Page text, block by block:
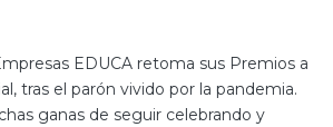
EDUCA retoma sus Premios a
tras el parón vivido por la pandemia.
ganas de seguir celebrando y